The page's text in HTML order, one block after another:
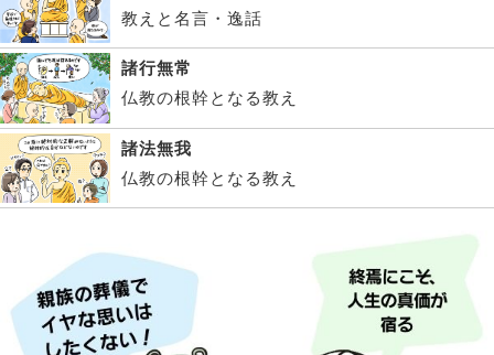
教えと名言・逸話
諸行無常
仏教の根幹となる教え
諸法無我
仏教の根幹となる教え